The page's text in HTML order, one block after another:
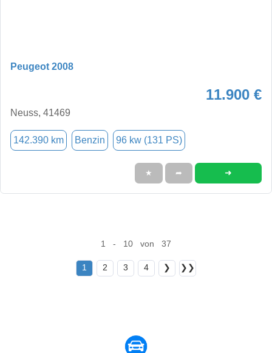
Peugeot 2008
11.900 €
Neuss, 41469
142.390 km Benzin 96 kw (131 PS)
★ ➦ ➜
1 - 10 von 37
1 2 3 4 ❯ ❯❯